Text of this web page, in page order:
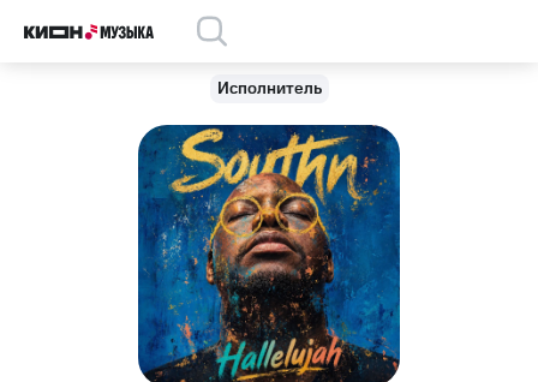
Исполнитель